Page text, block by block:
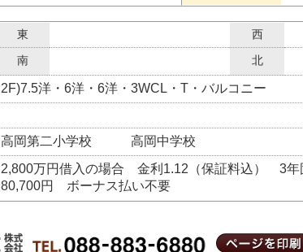
東
西
南
北
2F)7.5洋・6洋・6洋・3WCL・T・バルコニー
高岡第二小学校 高岡中学校
2,800万円借入の場合 金利1.12（保証料込） 3
80,700円 ボーナス払い不要